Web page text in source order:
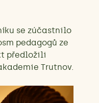
se zúčastnilo
pedagogů ze
předložili
Trutnov.